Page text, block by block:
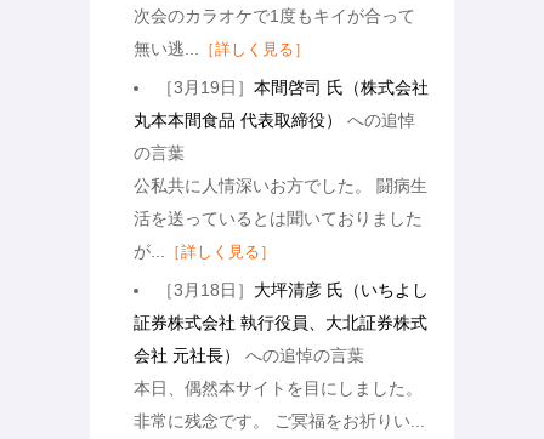
次会のカラオケで1度もキイが合って
無い逃...
［詳しく見る］
［3月19日］本間啓司 氏（株式会社
丸本本間食品 代表取締役）
への追悼
の言葉
公私共に人情深いお方でした。 闘病生
活を送っているとは聞いておりました
が...
［詳しく見る］
［3月18日］ 大坪清彦 氏（いちよし
証券株式会社 執行役員、大北証券株式
会社 元社長）
への追悼の言葉
本日、偶然本サイトを目にしました。
非常に残念です。 ご冥福をお祈りい...